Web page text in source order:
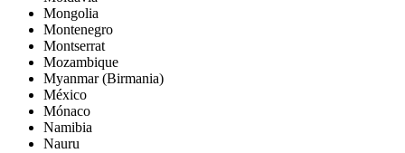
Mongolia
Montenegro
Montserrat
Mozambique
Myanmar (Birmania)
México
Mónaco
Namibia
Nauru